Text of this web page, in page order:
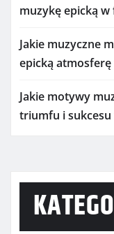
muzykę epicką w
Jakie muzyczne
epicką atmosferę
Jakie motywy
triumfu i sukcesu